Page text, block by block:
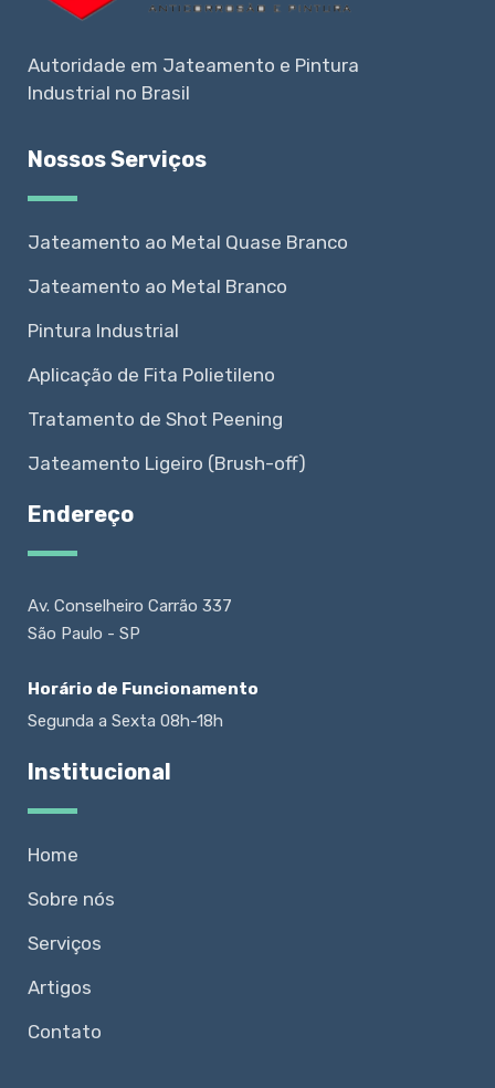
Autoridade em Jateamento e Pintura
Industrial no Brasil
Nossos Serviços
Jateamento ao Metal Quase Branco
Jateamento ao Metal Branco
Pintura Industrial
Aplicação de Fita Polietileno
Tratamento de Shot Peening
Jateamento Ligeiro (Brush-off)
Endereço
Av. Conselheiro Carrão 337
São Paulo - SP
Horário de Funcionamento
Segunda a Sexta 08h-18h
Institucional
Home
Sobre nós
Serviços
Artigos
Contato